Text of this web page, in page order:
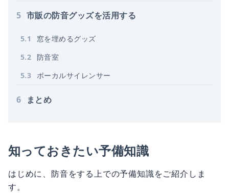
5 市販の防音グッズを活用する
5.1
窓を埋めるグッズ
5.2
防音室
5.3 ボーカルサイレンサー
6 まとめ
知っておきたい予備知識
はじめに、防音をする上での予備知識をご紹介しま
す。